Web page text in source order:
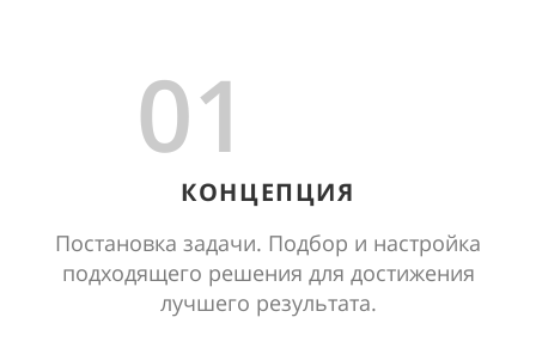
01
КОНЦЕПЦИЯ
Постановка задачи. Подбор и настройка
подходящего решения для достижения
лучшего результата.